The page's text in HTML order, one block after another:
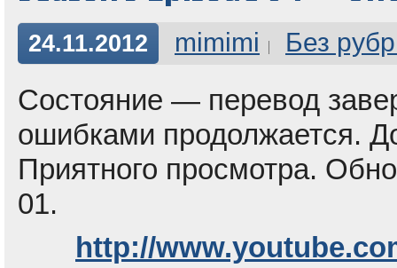
24.11.2012 mimimi Без
Состояние — перевод
ошибками продолжается.
Приятного просмотра.
01.
http://